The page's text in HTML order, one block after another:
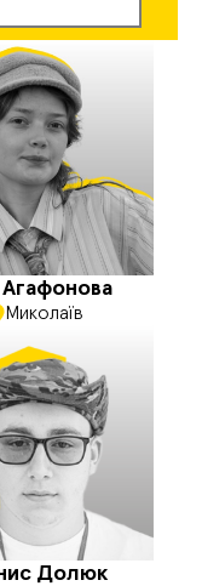
Миколаїв
Долюк